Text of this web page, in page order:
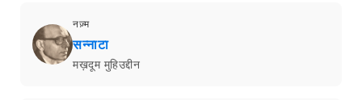
नज़्म
सन्नाटा
मख़दूम मुहिउद्दीन